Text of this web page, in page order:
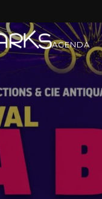
AGENDA